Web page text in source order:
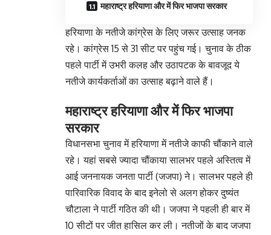
महाराष्ट्र हरियाणा और में फिर भाजपा सरकार
हरियाणा के नतीजे कांग्रेस के लिए जरूर उत्साह जनक
रहे। कांग्रेस 15 से 31 सीट पर पहुंच गई। चुनाव के ठीक
पहले पार्टी में उभरी कलह और उठापटक के बावजूद ये
नतीजे कार्यकर्ताओं का उत्साह बढ़ाने वाले हैं।
महाराष्ट्र हरियाणा और में फिर भाजपा
सरकार
विधानसभा चुनाव में हरियाणा में नतीजे काफी चौंकाने वाले
रहे। यहां सबसे ज्यादा चौंकाया सालभर पहले अस्तित्व में
आई जननायक जनता पार्टी (जजपा) ने। सालभर पहले ही
पारिवारिक विवाद के बाद इनेलो से अलग होकर दुष्यंत
चौटाला ने पार्टी गठित की थी। जजपा ने पहली ही बार में
10 सीटों पर जीत हासिल कर ली। नतीजों के बाद जजपा